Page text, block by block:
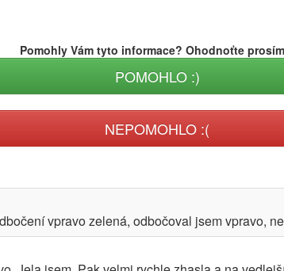
Pomohly Vám tyto informace? Ohodnoťte
POMOHLO :)
NEPOMOHLO :(
vpravo zelená, odbočoval jsem vpravo,